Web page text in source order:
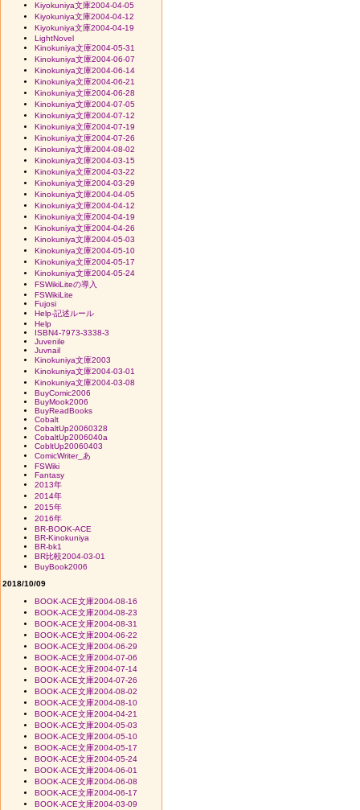
Kiyokuniya文庫2004-04-05
Kiyokuniya文庫2004-04-12
Kiyokuniya文庫2004-04-19
LightNovel
Kinokuniya文庫2004-05-31
Kinokuniya文庫2004-06-07
Kinokuniya文庫2004-06-14
Kinokuniya文庫2004-06-21
Kinokuniya文庫2004-06-28
Kinokuniya文庫2004-07-05
Kinokuniya文庫2004-07-12
Kinokuniya文庫2004-07-19
Kinokuniya文庫2004-07-26
Kinokuniya文庫2004-08-02
Kinokuniya文庫2004-03-15
Kinokuniya文庫2004-03-22
Kinokuniya文庫2004-03-29
Kinokuniya文庫2004-04-05
Kinokuniya文庫2004-04-12
Kinokuniya文庫2004-04-19
Kinokuniya文庫2004-04-26
Kinokuniya文庫2004-05-03
Kinokuniya文庫2004-05-10
Kinokuniya文庫2004-05-17
Kinokuniya文庫2004-05-24
FSWikiLiteの導入
FSWikiLite
Fujosi
Help-記述ルール
Help
ISBN4-7973-3338-3
Juvenile
Juvnail
Kinokuniya文庫2003
Kinokuniya文庫2004-03-01
Kinokuniya文庫2004-03-08
BuyComic2006
BuyMook2006
BuyReadBooks
Cobalt
CobaltUp20060328
CobaltUp2006040a
CobltUp20060403
ComicWriter_あ
FSWiki
Fantasy
2013年
2014年
2015年
2016年
BR-BOOK-ACE
BR-Kinokuniya
BR-bk1
BR比較2004-03-01
BuyBook2006
2018/10/09
BOOK-ACE文庫2004-08-16
BOOK-ACE文庫2004-08-23
BOOK-ACE文庫2004-08-31
BOOK-ACE文庫2004-06-22
BOOK-ACE文庫2004-06-29
BOOK-ACE文庫2004-07-06
BOOK-ACE文庫2004-07-14
BOOK-ACE文庫2004-07-26
BOOK-ACE文庫2004-08-02
BOOK-ACE文庫2004-08-10
BOOK-ACE文庫2004-04-21
BOOK-ACE文庫2004-05-03
BOOK-ACE文庫2004-05-10
BOOK-ACE文庫2004-05-17
BOOK-ACE文庫2004-05-24
BOOK-ACE文庫2004-06-01
BOOK-ACE文庫2004-06-08
BOOK-ACE文庫2004-06-17
BOOK-ACE文庫2004-03-09